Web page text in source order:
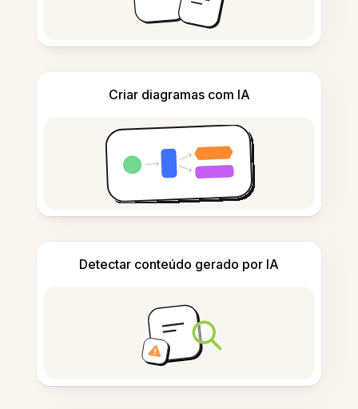
Criar diagramas com IA
Detectar conteúdo gerado por IA